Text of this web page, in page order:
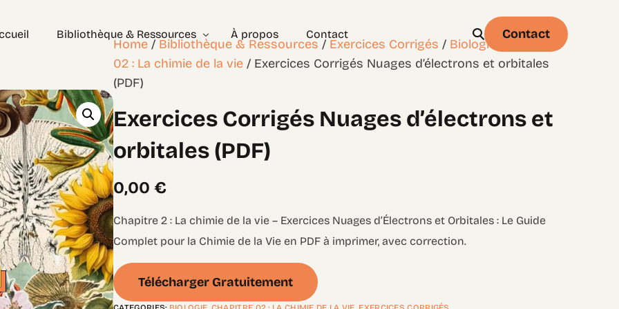
Bibliothèque & Ressources
Exercices Corrigés
– les bases Géométrie – Niveau 2 Physique Statistique & probabilités – Niveau 1
À propos Contact Contact
Home / Bibliothèque & Ressources / Exercices Corrigés / Biologie
02 : La chimie de la vie / Exercices Corrigés Nuages d’électrons et orbitales
(PDF)
Exercices Corrigés Nuages d’électrons et
orbitales (PDF)
0,00€
Chapitre 2 : La chimie de la vie – Exercices Nuages d’Électrons et Orbitales : Le Guide
Complet pour la Chimie de la Vie en PDF à imprimer, avec correction.
Télécharger Gratuitement